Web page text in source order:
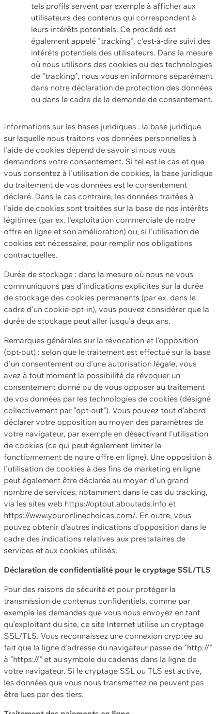
tels profils servent par exemple à afficher aux
utilisateurs des contenus qui correspondent à
leurs intérêts potentiels. Ce procédé est
également appelé "tracking", c'est-à-dire suivi des
intérêts potentiels des utilisateurs. Dans la mesure
où nous utilisons des cookies ou des technologies
de "tracking", nous vous en informons séparément
dans notre déclaration de protection des données
ou dans le cadre de la demande de consentement.
Informations sur les bases juridiques : la base juridique
sur laquelle nous traitons vos données personnelles à
l'aide de cookies dépend de savoir si nous vous
demandons votre consentement. Si tel est le cas et que
vous consentez à l'utilisation de cookies, la base juridique
du traitement de vos données est le consentement
déclaré. Dans le cas contraire, les données traitées à
l'aide de cookies sont traitées sur la base de nos intérêts
légitimes (par ex. l'exploitation commerciale de notre
offre en ligne et son amélioration) ou, si l'utilisation de
cookies est nécessaire, pour remplir nos obligations
contractuelles.
Durée de stockage : dans la mesure où nous ne vous
communiquons pas d'indications explicites sur la durée
de stockage des cookies permanents (par ex. dans le
cadre d'un cookie-opt-in), vous pouvez considérer que la
durée de stockage peut aller jusqu'à deux ans.
Remarques générales sur la révocation et l'opposition
(opt-out) : selon que le traitement est effectué sur la base
d'un consentement ou d'une autorisation légale, vous
avez à tout moment la possibilité de révoquer un
consentement donné ou de vous opposer au traitement
de vos données par les technologies de cookies (désigné
collectivement par "opt-out"). Vous pouvez tout d'abord
déclarer votre opposition au moyen des paramètres de
votre navigateur, par exemple en désactivant l'utilisation
de cookies (ce qui peut également limiter le
fonctionnement de notre offre en ligne). Une opposition à
l'utilisation de cookies à des fins de marketing en ligne
peut également être déclarée au moyen d'un grand
nombre de services, notamment dans le cas du tracking,
via les sites web https://optout.aboutads.info et
https://www.youronlinechoices.com/. En outre, vous
pouvez obtenir d'autres indications d'opposition dans le
cadre des indications relatives aux prestataires de
services et aux cookies utilisés.
Déclaration de confidentialité pour le cryptage SSL/TLS
Pour des raisons de sécurité et pour protéger la
transmission de contenus confidentiels, comme par
exemple les demandes que vous nous envoyez en tant
qu'exploitant du site, ce site Internet utilise un cryptage
SSL/TLS. Vous reconnaissez une connexion cryptée au
fait que la ligne d'adresse du navigateur passe de "http://"
à "https://" et au symbole du cadenas dans la ligne de
votre navigateur. Si le cryptage SSL ou TLS est activé,
les données que vous nous transmettez ne peuvent pas
être lues par des tiers.